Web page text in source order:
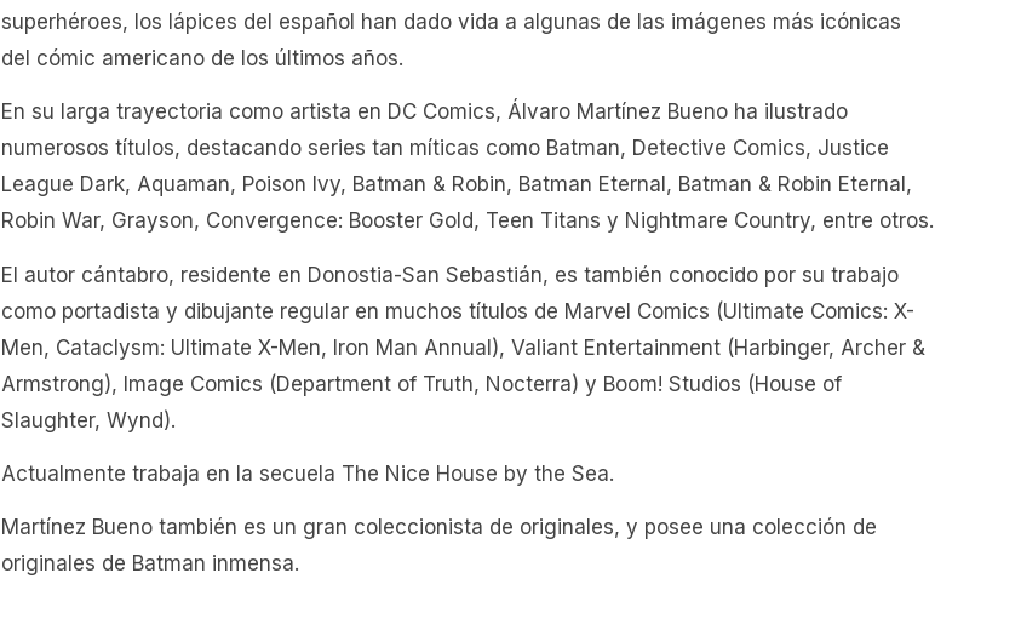
superhéroes, los lápices del español han dado vida a algunas de las imágenes más icónicas
del cómic americano de los últimos años.
En su larga trayectoria como artista en DC Comics, Álvaro Martínez Bueno ha ilustrado
numerosos títulos, destacando series tan míticas como Batman, Detective Comics, Justice
League Dark, Aquaman, Poison Ivy, Batman & Robin, Batman Eternal, Batman & Robin Eternal,
Robin War, Grayson, Convergence: Booster Gold, Teen Titans y Nightmare Country, entre otros.
El autor cántabro, residente en Donostia-San Sebastián, es también conocido por su trabajo
como portadista y dibujante regular en muchos títulos de Marvel Comics (Ultimate Comics: X-
Men, Cataclysm: Ultimate X-Men, Iron Man Annual), Valiant Entertainment (Harbinger, Archer &
Armstrong), Image Comics (Department of Truth, Nocterra) y Boom! Studios (House of
Slaughter, Wynd).
Actualmente trabaja en la secuela The Nice House by the Sea.
Martínez Bueno también es un gran coleccionista de originales, y posee una colección de
originales de Batman inmensa.